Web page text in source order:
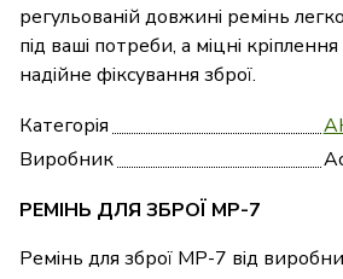
регульованій довжині ремінь
під ваші потреби, а міцні
надійне фіксування зброї.
Категорія
Виробник
РЕМІНЬ ДЛЯ ЗБРОЇ МР-7
Ремінь для зброї МР-7 від